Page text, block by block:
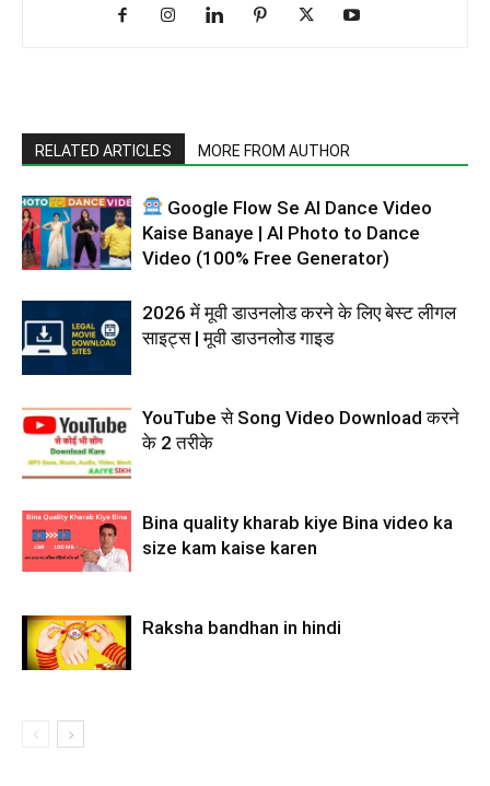
RELATED ARTICLES MORE FROM AUTHOR
Google Flow Se AI Dance Video
Kaise Banaye | AI Photo to Dance
Video (100% Free Generator)
2026 में मूवी डाउनलोड करने के लिए बेस्ट लीगल
साइट्स | मूवी डाउनलोड गाइड
YouTube से Song Video Download करने
के 2 तरीके
Bina quality kharab kiye Bina video ka
size kam kaise karen
Raksha bandhan in hindi